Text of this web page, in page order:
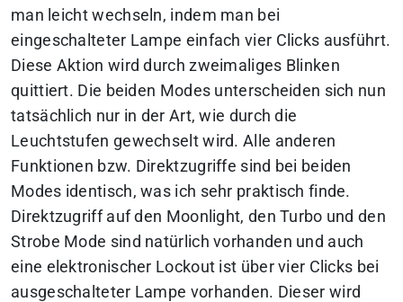
man leicht wechseln, indem man bei
eingeschalteter Lampe einfach vier Clicks ausführt.
Diese Aktion wird durch zweimaliges Blinken
quittiert. Die beiden Modes unterscheiden sich nun
tatsächlich nur in der Art, wie durch die
Leuchtstufen gewechselt wird. Alle anderen
Funktionen bzw. Direktzugriffe sind bei beiden
Modes identisch, was ich sehr praktisch finde.
Direktzugriff auf den Moonlight, den Turbo und den
Strobe Mode sind natürlich vorhanden und auch
eine elektronischer Lockout ist über vier Clicks bei
ausgeschalteter Lampe vorhanden. Dieser wird